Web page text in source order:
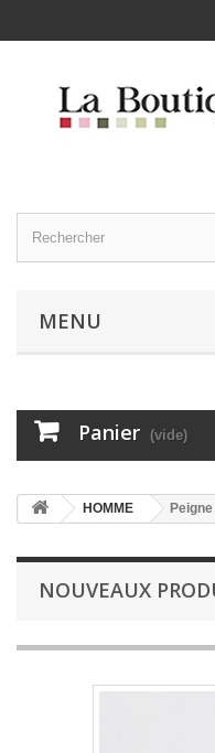
MENU
Panier (vide)
HOMME
NOUVEAUX